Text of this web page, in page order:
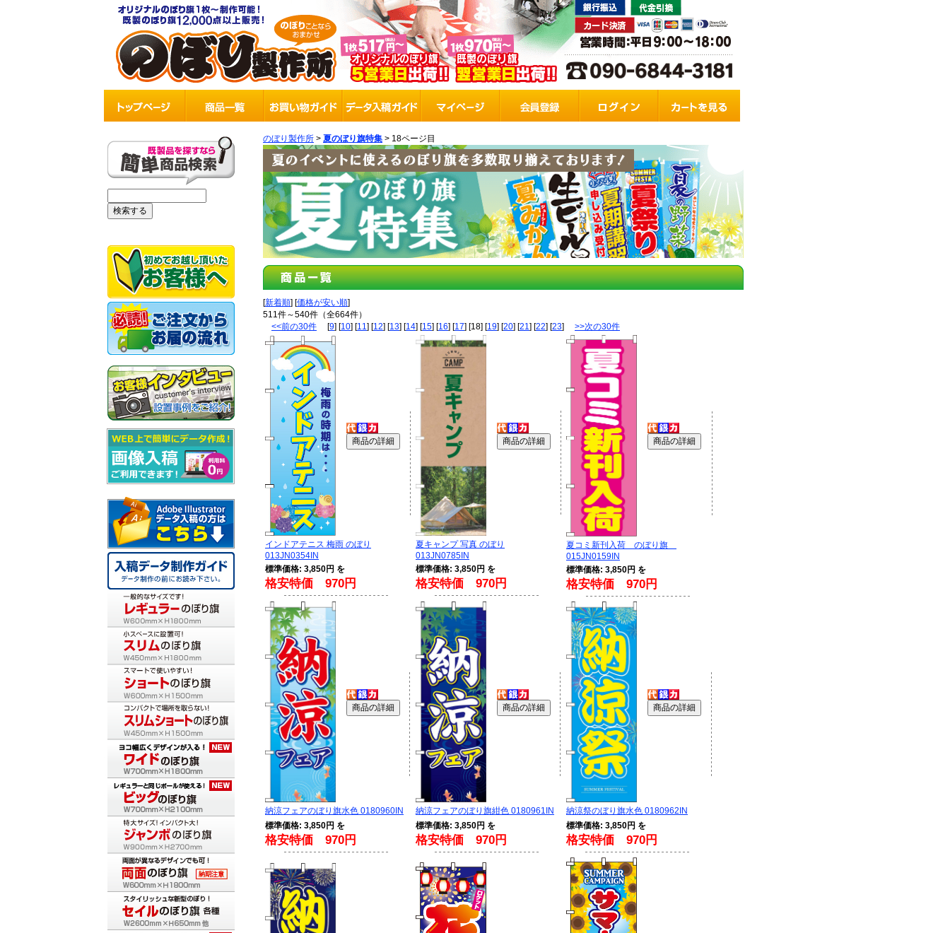
のぼり製作所 > 夏のぼり旗特集 > 18ページ目
[新着順] [価格が安い順]
511件～540件（全664件）
<<前の30件 [9] [10] [11] [12] [13] [14] [15] [16] [17] [18] [19] [20] [21] [22] [23] >>次の30件
インドアテニス 梅雨 のぼり
013JN0354IN
標準価格: 3,850円 を
格安特価 970円
夏キャンプ 写真 のぼり
013JN0785IN
標準価格: 3,850円 を
格安特価 970円
夏コミ新刊入荷 のぼり旗
015JN0159IN
標準価格: 3,850円 を
格安特価 970円
納涼フェアのぼり旗水色 0180960IN
標準価格: 3,850円 を
格安特価 970円
納涼フェアのぼり旗紺色 0180961IN
標準価格: 3,850円 を
格安特価 970円
納涼祭のぼり旗水色 0180962IN
標準価格: 3,850円 を
格安特価 970円